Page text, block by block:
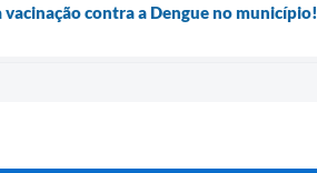
vacinação contra a Dengue no município!